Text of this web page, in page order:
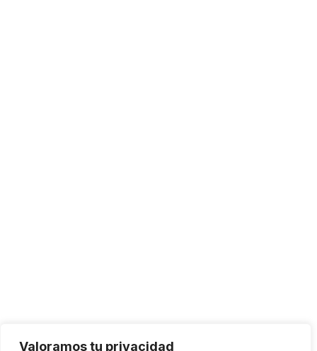
Valoramos tu privacidad